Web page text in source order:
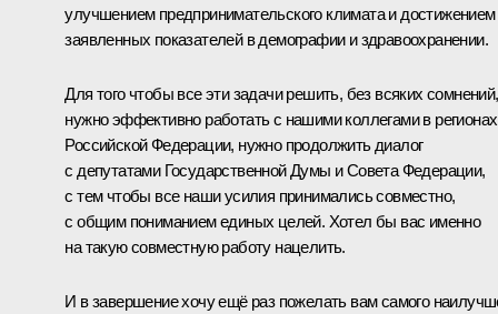
улучшением предпринимательского климата и достижением
заявленных показателей в демографии и здравоохранении.
Для того чтобы все эти задачи решить, без всяких сомнений,
нужно эффективно работать с нашими коллегами в регионах
Российской Федерации, нужно продолжить диалог
с депутатами Государственной Думы и Совета Федерации,
с тем чтобы все наши усилия принимались совместно,
с общим пониманием единых целей. Хотел бы вас именно
на такую совместную работу нацелить.
И в завершение хочу ещё раз пожелать вам самого